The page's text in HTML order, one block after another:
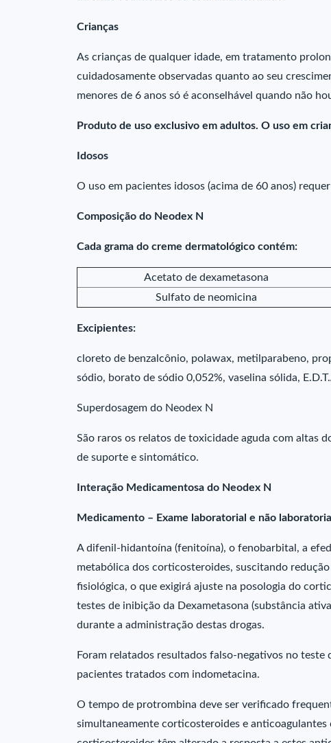
Crianças
As crianças de qualquer idade, em tratamento
cuidadosamente observadas quanto ao seu
menores de 6 anos só é aconselhável quando não
Produto de uso exclusivo em adultos. O uso em
Idosos
O uso em pacientes idosos (acima de 60 anos)
Composição do Neodex N
Cada grama do creme dermatológico contém:
Acetato de dexametasona
Sulfato de neomicina
Excipientes:
cloreto de benzalcônio, polawax, metilparabeno,
sódio, borato de sódio 0,052%, vaselina sólida,
Superdosagem do Neodex N
São raros os relatos de toxicidade aguda com altas
de suporte e sintomático.
Interação Medicamentosa do Neodex N
Medicamento – Exame laboratorial e não laboratorial
A difenil-hidantoína (fenitoína), o fenobarbital, a
metabólica dos corticosteroides, suscitando
fisiológica, o que exigirá ajuste na posologia do
testes de inibição da Dexametasona (substância
durante a administração destas drogas.
Foram relatados resultados falso-negativos no teste
pacientes tratados com indometacina.
O tempo de protrombina deve ser verificado
simultaneamente corticosteroides e anticoagulantes